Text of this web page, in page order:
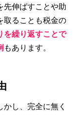
先伸ばすことや助
取ることも税金の
を繰り返すことで
もあります。
かし、完全に無く